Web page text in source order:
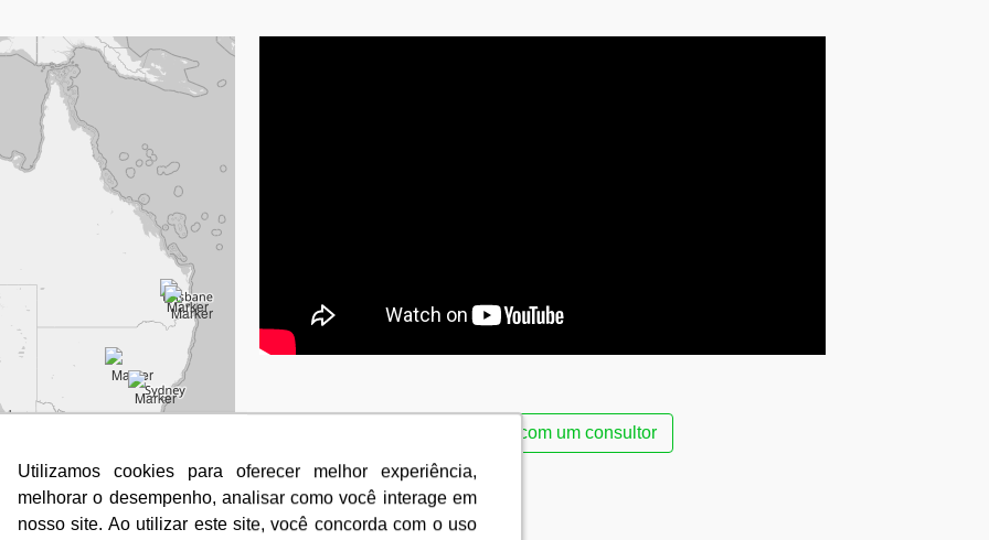
Utilizamos cookies para oferecer melhor experiência,
melhorar o desempenho, analisar como você interage em
nosso site. Ao utilizar este site, você concorda com o uso
Utilizamos cookies para oferecer melhor experiência,
melhorar o desempenho, analisar como você interage em
nosso site. Ao utilizar este site, você concorda com o uso
Quero falar com um consultor